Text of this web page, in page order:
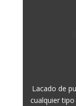
Lacado de
cualquier